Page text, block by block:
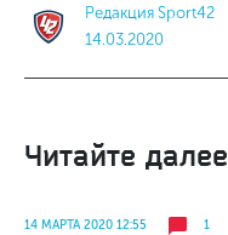
Редакция Sport42
14.03.2020
Читайте далее
14 МАРТА 2020 12:55 1